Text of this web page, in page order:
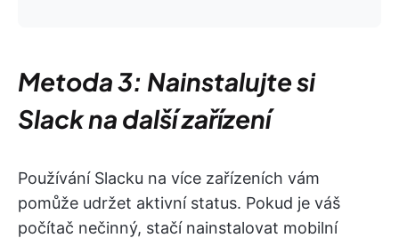
Metoda 3: Nainstalujte si
Slack na další zařízení
Používání Slacku na více zařízeních vám
pomůže udržet aktivní status. Pokud je váš
počítač nečinný, stačí nainstalovat mobilní